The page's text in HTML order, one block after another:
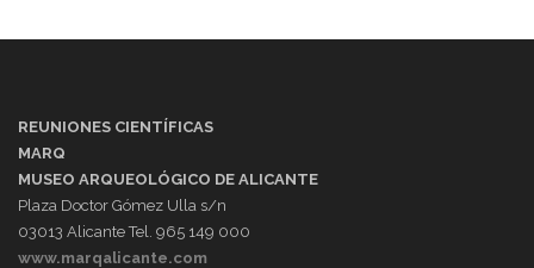
REUNIONES CIENTÍFICAS
MARQ
MUSEO ARQUEOLÓGICO DE ALICANTE
Plaza Doctor Gómez Ulla s/n
03013 Alicante Tel. 965 149 000
www.marqalicante.com